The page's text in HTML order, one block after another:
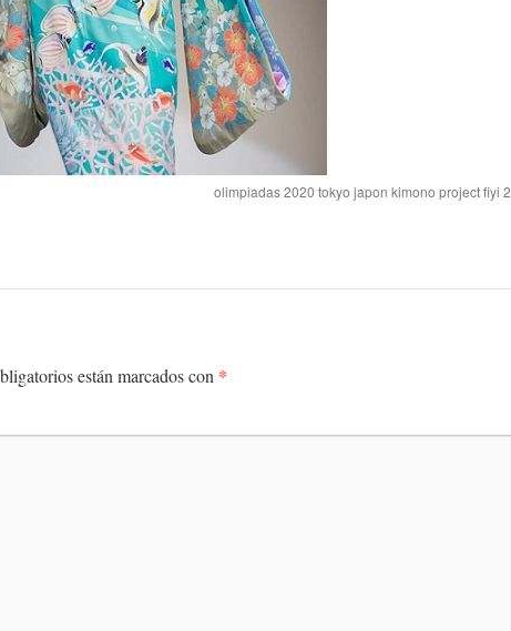
olimpiadas 2020 tokyo japon kimono project fiyi 2
están marcados con *